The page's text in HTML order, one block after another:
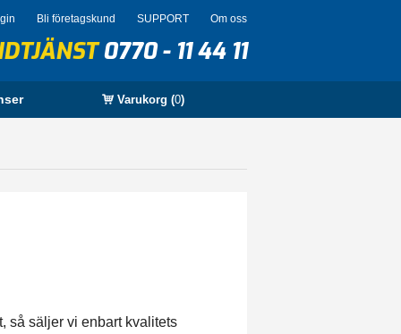
Bli företagskund SUPPORT Om oss
0770 - 11 44 11
Varukorg (0)
så säljer vi enbart kvalitets